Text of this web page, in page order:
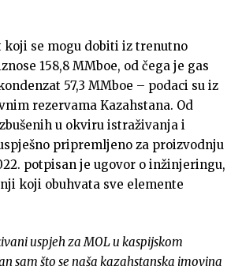
koji se mogu dobiti iz trenutno
158,8 MMboe, od čega je gas
57,3 MMboe – podaci su iz
rezervama Kazahstana. Od
u okviru istraživanja i
pripremljeno za proizvodnju
potpisan je ugovor o inžinjeringu,
koji obuhvata sve elemente
uspjeh za MOL u kaspijskom
sam što se naša kazahstanska imovina